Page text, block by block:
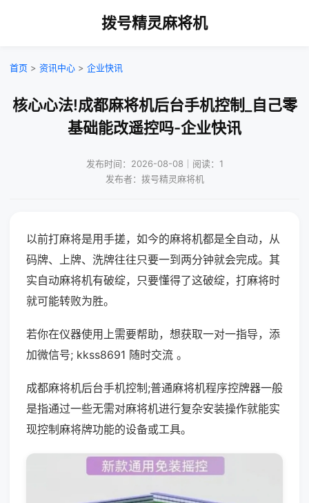
拨号精灵麻将机
首页 > 资讯中心 > 企业快讯
核心心法!成都麻将机后台手机控制_自己零
基础能改遥控吗-企业快讯
发布时间：2026-08-08｜阅读：1
发布者：拨号精灵麻将机
以前打麻将是用手搓，如今的麻将机都是全自动，从
码牌、上牌、洗牌往往只要一到两分钟就会完成。其
实自动麻将机有破绽，只要懂得了这破绽，打麻将时
就可能转败为胜。
若你在仪器使用上需要帮助，想获取一对一指导，添
加微信号; kkss8691 随时交流 。
成都麻将机后台手机控制;普通麻将机程序控牌器一般
是指通过一些无需对麻将机进行复杂安装操作就能实
现控制麻将牌功能的设备或工具。